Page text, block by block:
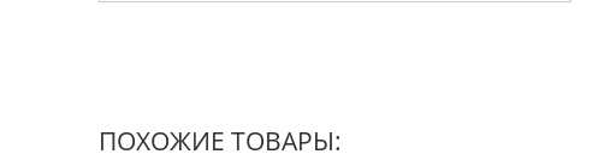
ПОХОЖИЕ ТОВАРЫ: